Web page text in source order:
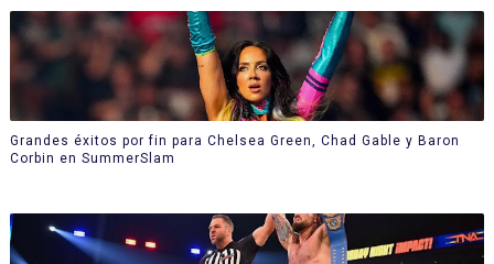
Grandes éxitos por fin para Chelsea Green, Chad Gable y Baron
Corbin en SummerSlam